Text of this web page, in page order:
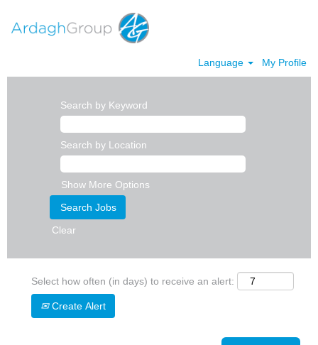
Language My Profile
Search by Keyword
Search by Location
Show More Options
Clear
Select how often (in days) to receive an alert:
Create Alert